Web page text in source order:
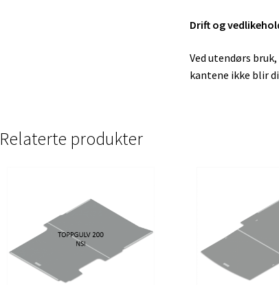
Drift og
Ved utendørs
kantene ikke blir
Relaterte produkter